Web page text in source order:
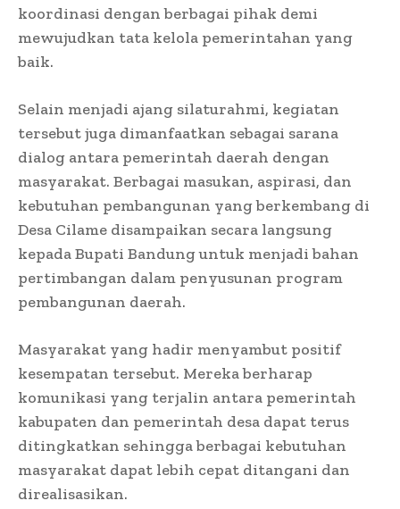
koordinasi dengan berbagai pihak demi
mewujudkan tata kelola pemerintahan yang
baik.
Selain menjadi ajang silaturahmi, kegiatan
tersebut juga dimanfaatkan sebagai sarana
dialog antara pemerintah daerah dengan
masyarakat. Berbagai masukan, aspirasi, dan
kebutuhan pembangunan yang berkembang di
Desa Cilame disampaikan secara langsung
kepada Bupati Bandung untuk menjadi bahan
pertimbangan dalam penyusunan program
pembangunan daerah.
Masyarakat yang hadir menyambut positif
kesempatan tersebut. Mereka berharap
komunikasi yang terjalin antara pemerintah
kabupaten dan pemerintah desa dapat terus
ditingkatkan sehingga berbagai kebutuhan
masyarakat dapat lebih cepat ditangani dan
direalisasikan.